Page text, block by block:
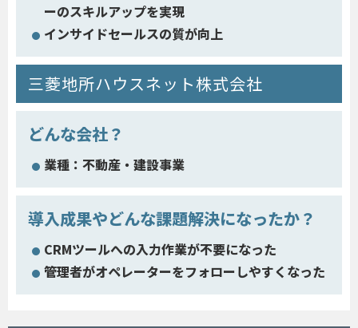
ーのスキルアップを実現
インサイドセールスの質が向上
三菱地所ハウスネット株式会社
どんな会社？
業種：不動産・建設事業
導入成果やどんな課題解決になったか？
CRMツールへの入力作業が不要になった
管理者がオペレーターをフォローしやすくなった